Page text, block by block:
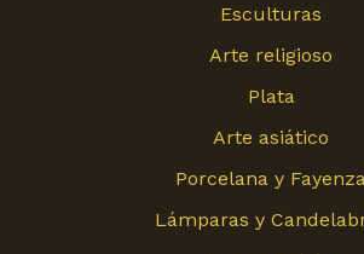
Esculturas
Arte religioso
Plata
Arte asiático
Porcelana y Fayenza
Lámparas y